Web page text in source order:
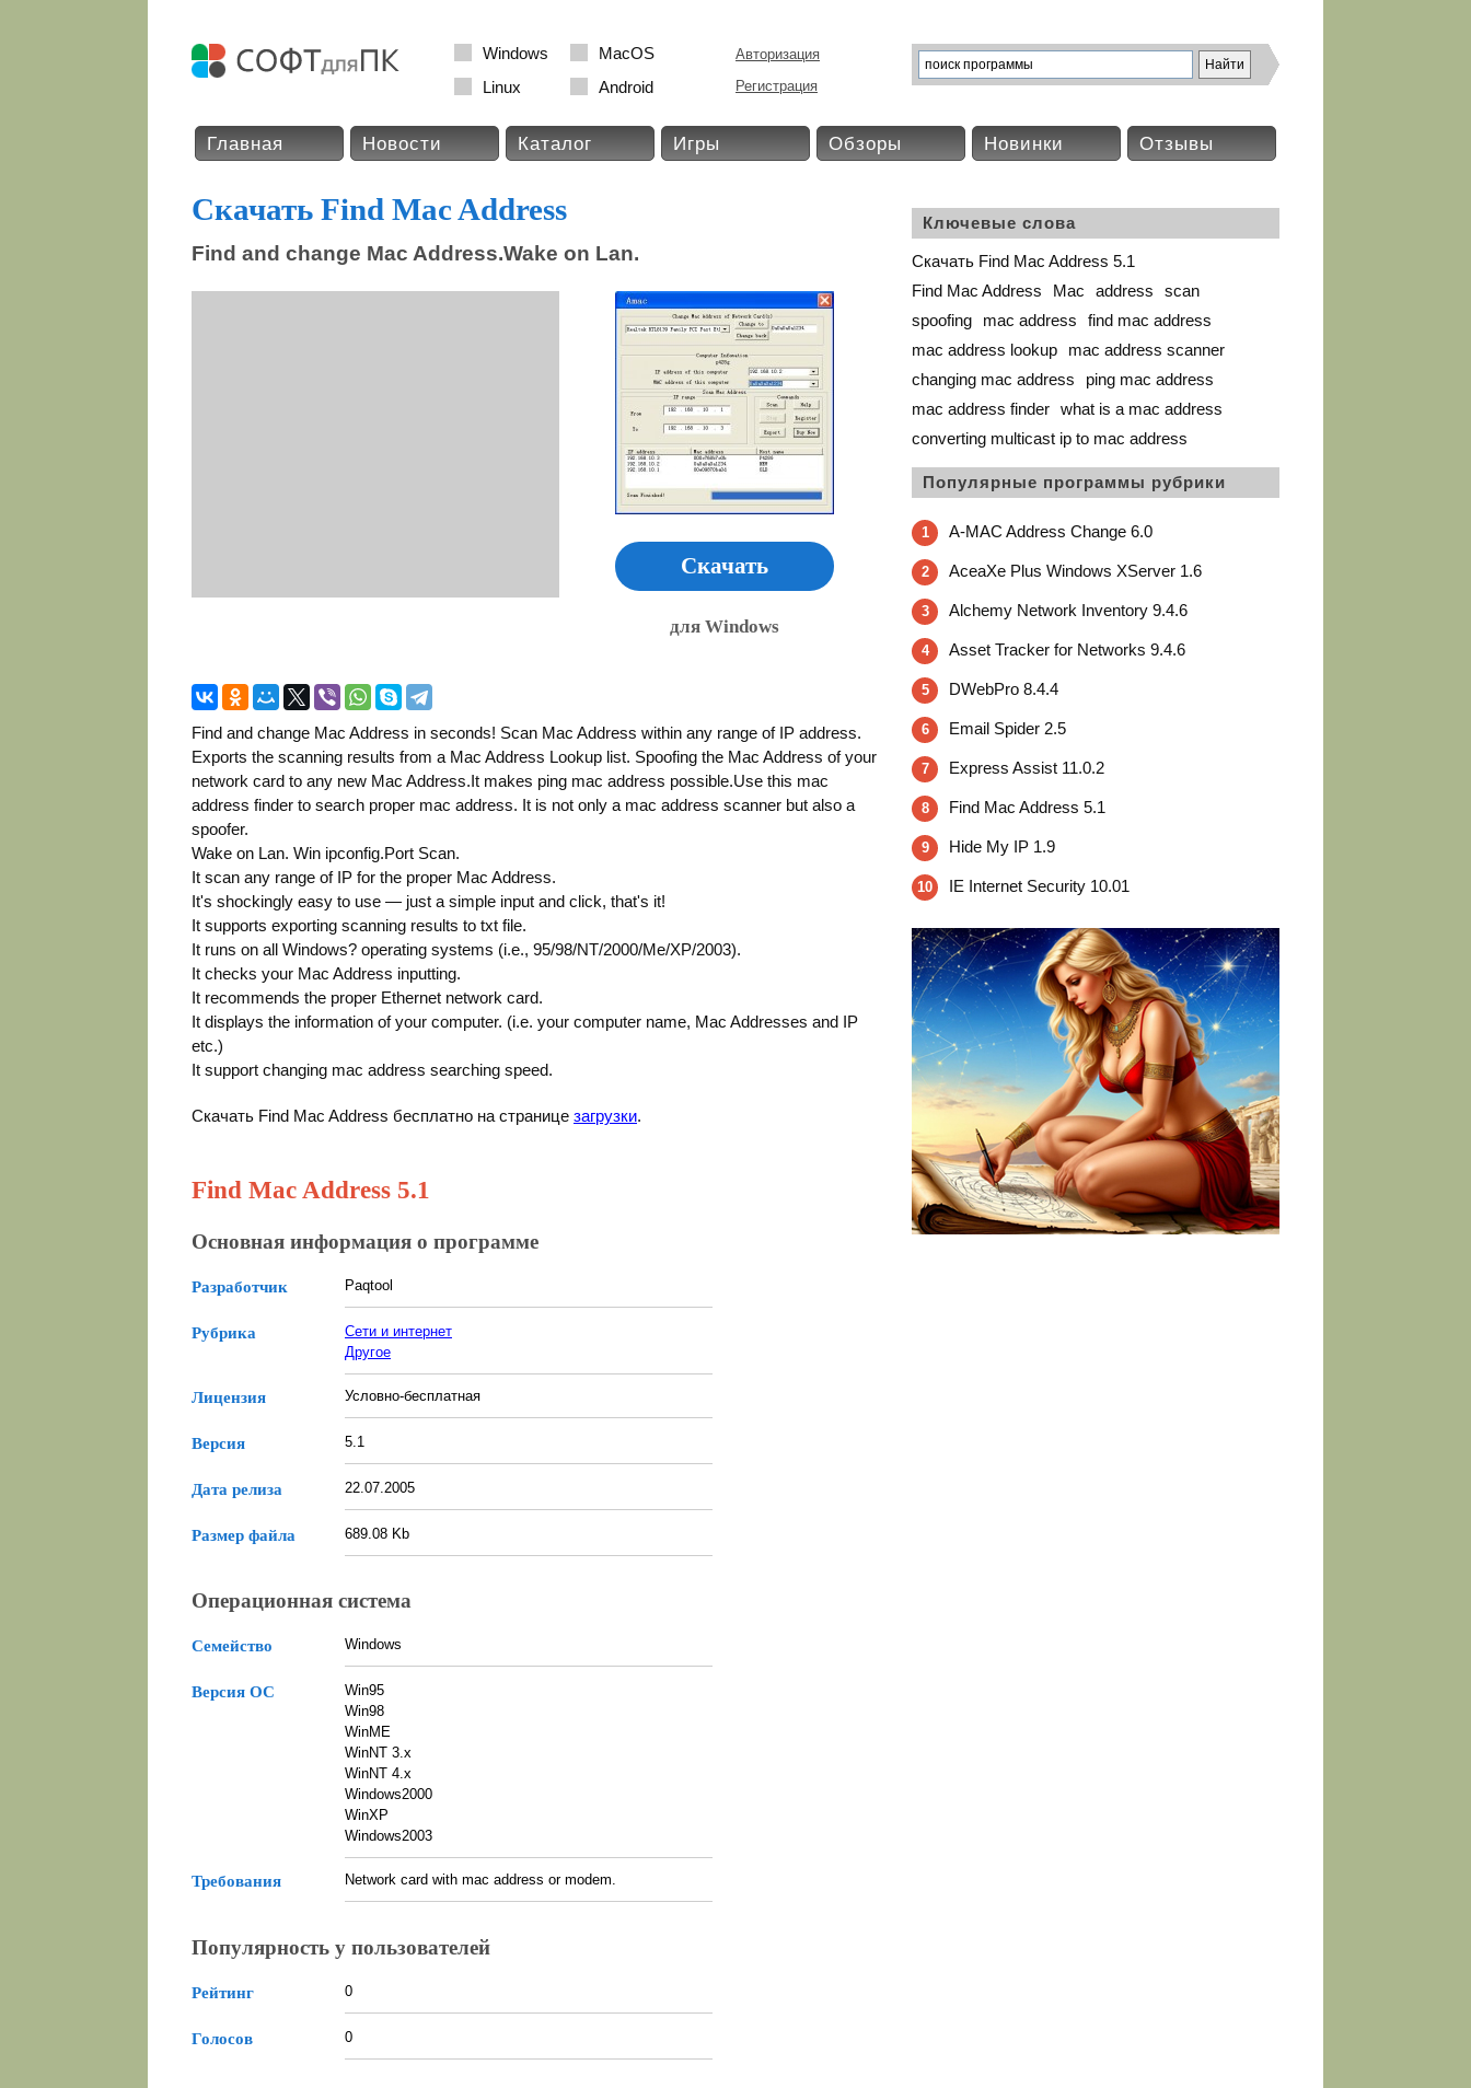
Windows
MacOS
Linux
Android
Авторизация
Регистрация
Главная Новости Каталог Игры Обзоры Новинки Отзывы
Скачать Find Mac Address
Find and change Mac Address.Wake on Lan.
Скачать
для Windows
Find and change Mac Address in seconds! Scan Mac Address within any range of IP address.
Exports the scanning results from a Mac Address Lookup list. Spoofing the Mac Address of your
network card to any new Mac Address.It makes ping mac address possible.Use this mac
address finder to search proper mac address. It is not only a mac address scanner but also a
spoofer.
Wake on Lan. Win ipconfig.Port Scan.
It scan any range of IP for the proper Mac Address.
It's shockingly easy to use — just a simple input and click, that's it!
It supports exporting scanning results to txt file.
It runs on all Windows? operating systems (i.e., 95/98/NT/2000/Me/XP/2003).
It checks your Mac Address inputting.
It recommends the proper Ethernet network card.
It displays the information of your computer. (i.e. your computer name, Mac Addresses and IP
etc.)
It support changing mac address searching speed.
Скачать Find Mac Address бесплатно на странице загрузки.
Find Mac Address 5.1
Основная информация о программе
Разработчик Paqtool
Рубрика
Сети и интернет
Другое
Лицензия Условно-бесплатная
Версия 5.1
Дата релиза 22.07.2005
Размер файла 689.08 Kb
Операционная система
Семейство Windows
Версия ОС
Win95
Win98
WinME
WinNT 3.x
WinNT 4.x
Windows2000
WinXP
Windows2003
Требования Network card with mac address or modem.
Популярность у пользователей
Рейтинг 0
Голосов 0
Ключевые слова
Скачать Find Mac Address 5.1
Find Mac Address
Mac address
scan
spoofing
mac address
find mac address
mac address lookup
mac address scanner
changing mac address
ping mac address
mac address finder what is a mac address
converting multicast ip to mac address
Популярные программы рубрики
1 A-MAC Address Change 6.0
2 AceaXe Plus Windows XServer 1.6
3 Alchemy Network Inventory 9.4.6
4 Asset Tracker for Networks 9.4.6
5 DWebPro 8.4.4
6 Email Spider 2.5
7 Express Assist 11.0.2
8 Find Mac Address 5.1
9 Hide My IP 1.9
10 IE Internet Security 10.01